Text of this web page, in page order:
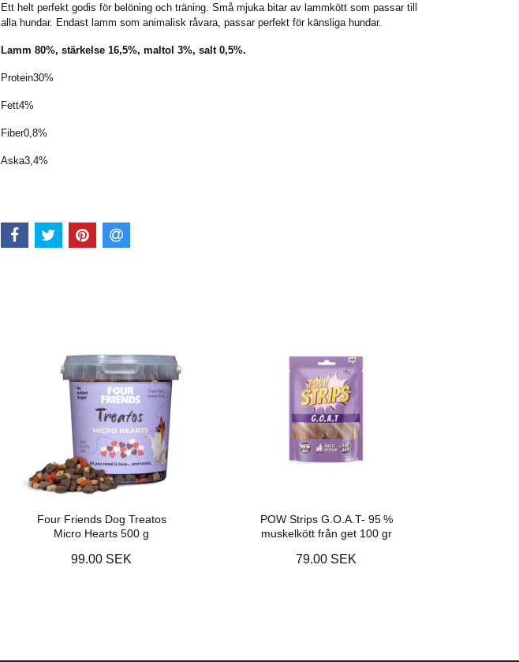
Ett helt perfekt godis för belöning och träning. Små mjuka bitar av lammkött som passar till
alla hundar. Endast lamm som animalisk råvara, passar perfekt för känsliga hundar.
Lamm 80%, stärkelse 16,5%, maltol 3%, salt 0,5%.
Protein30%
Fett4%
Fiber0,8%
Aska3,4%
Four Friends Dog Treatos
Micro Hearts 500 g
99.00 SEK
POW Strips G.O.A.T- 95 %
muskelkött från get 100 gr
79.00 SEK